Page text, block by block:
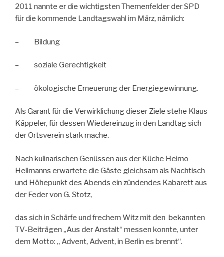
2011 nannte er die wichtigsten Themenfelder der SPD
für die kommende Landtagswahl im März, nämlich:
– Bildung
– soziale Gerechtigkeit
– ökologische Erneuerung der Energiegewinnung.
Als Garant für die Verwirklichung dieser Ziele stehe Klaus
Käppeler, für dessen Wiedereinzug in den Landtag sich
der Ortsverein stark mache.
Nach kulinarischen Genüssen aus der Küche Heimo
Hellmanns erwartete die Gäste gleichsam als Nachtisch
und Höhepunkt des Abends ein zündendes Kabarett aus
der Feder von G. Stotz,
das sich in Schärfe und frechem Witz mit den bekannten
TV-Beiträgen „Aus der Anstalt“ messen konnte, unter
dem Motto: „ Advent, Advent, in Berlin es brennt“.